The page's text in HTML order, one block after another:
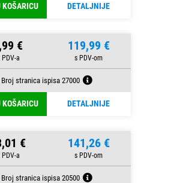
KOŠARICU DETALJNIJE
€ 119,99 €
Broj stranica ispisa 27000
KOŠARICU DETALJNIJE
€ 141,26 €
Broj stranica ispisa 20500